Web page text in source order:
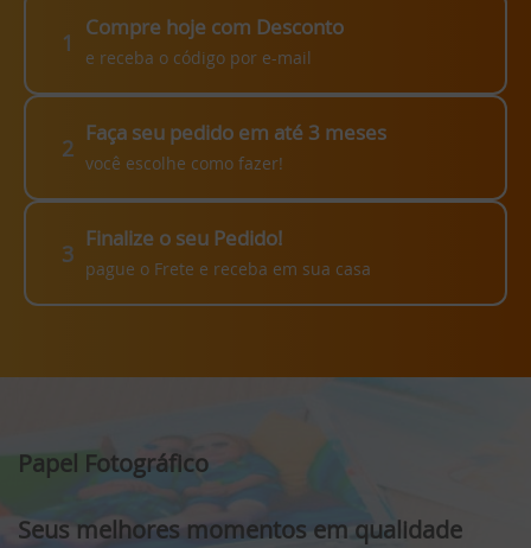
1
Compre hoje com Desconto
e receba o código por e-mail
2
Faça seu pedido em até 3 meses
você escolhe como fazer!
3
Finalize o seu Pedido!
pague o Frete e receba em sua casa
Papel Fotográfico
Seus melhores momentos em qualidade